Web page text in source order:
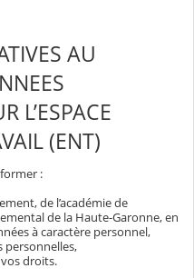
AU
L’ESPACE
(ENT)
:
de l’académie de
de la Haute-Garonne, en
à caractère personnel,
personnelles,
vos droits.